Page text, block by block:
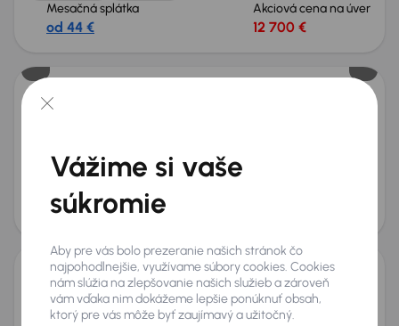
Mesačná splátka
od 44 €
Akciová cena na úver
12 700 €
Peugeot 2008
1.2 PureTech
+7 ďalších
Mesačná splátka
od 40 €
Peugeot 2008
202257 740 kmBenzín 1.2 PureTech74 kW
Vážime si vaše
súkromie
Aby pre vás bolo prezeranie našich stránok čo
najpohodlnejšie, využívame súbory cookies. Cookies
nám slúžia na zlepšovanie našich služieb a zároveň
vám vďaka nim dokážeme lepšie ponúknuť obsah,
ktorý pre vás môže byť zaujímavý a užitočný.